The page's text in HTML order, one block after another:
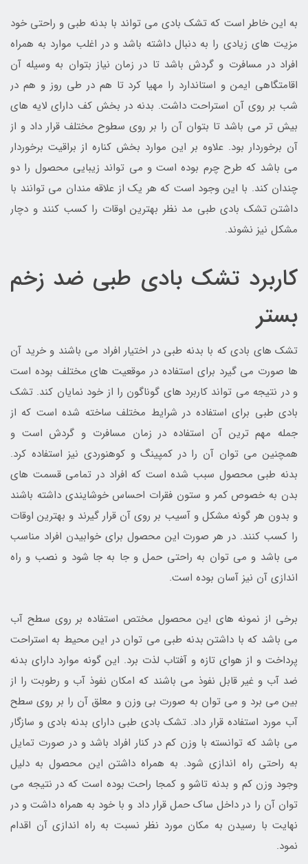
به این خاطر است که تشک بادی می تواند با بدنه طبی و راحتی خود
مزیت های زیادی را به دنبال داشته باشد و در اغلب موارد به همراه
افراد در مسافرت و گردش باشد تا در زمان نیاز بتوان به وسیله آن
اقامتگاهی ایمن و استاندارد را مهیا کرد تا هم در طی روز و هم در
شب بر روی آن استراحت داشت. بدنه در بخش کف دارای لایه های
بیش تر می باشد تا بتوان آن را بر روی سطوح مختلف قرار داد و از
آن برخوردار بود. علاوه بر این موارد بخش کناره از براقیت برخوردار
می باشد که طرح چرم بوده است و می تواند زیبایی محصول را دو
چندان کند. با این وجود است که هر یک از علاقه مندان می توانند با
داشتن تشک بادی طبی مد نظر بهترین اوقات را کسب کنند و دچار
مشکل نیز نشوند.
کاربرد تشک بادی طبی ضد زخم
بستر
تشک های بادی که با بدنه طبی در اختیار افراد می باشند و خرید آن
ها صورت می گیرد برای استفاده در موقعیت های مختلف بوده است
و در نتیجه می تواند کاربرد های گوناگون را از خود نمایان کند. تشک
بادی طبی برای استفاده در شرایط مختلف ساخته شده است که از
جمله مهم ترین آن استفاده در زمان مسافرت و گردش است و
همچنین می توان آن را در کمپینگ و کوهنوردی نیز استفاده کرد.
بدنه طبی محصول سبب شده است که افراد در تمامی قسمت های
بدن به خصوص کمر و ستون فقرات احساس خوشایندی داشته باشند
و بدون هر گونه مشکل و آسیب بر روی آن قرار گیرند و بهترین اوقات
را کسب کنند. در هر صورت این محصول برای خوابیدن افراد مناسب
می باشد و می توان به راحتی حمل و جا به جا شود و نصب و راه
اندازی آن نیز آسان بوده است.
برخی از نمونه های این محصول مختص استفاده بر روی سطح آب
می باشد که با داشتن بدنه طبی می توان در این محیط به استراحت
پرداخت و از هوای تازه و آفتاب لذت برد. این گونه موارد دارای بدنه
ضد آب و غیر قابل نفوذ می باشند که امکان نفوذ آب و رطوبت را از
بین می برد و می توان به صورت بی وزن و معلق آن را بر روی سطح
آب مورد استفاده قرار داد. تشک بادی طبی دارای بدنه بادی و سازگار
می باشد که توانسته با وزن کم در کنار افراد باشد و در صورت تمایل
به راحتی راه اندازی شود. به همراه داشتن این محصول به دلیل
وجود وزن کم و بدنه تاشو و کمجا راحت بوده است که در نتیجه می
توان آن را در داخل ساک حمل قرار داد و با خود به همراه داشت و در
نهایت با رسیدن به مکان مورد نظر نسبت به راه اندازی آن اقدام
نمود.